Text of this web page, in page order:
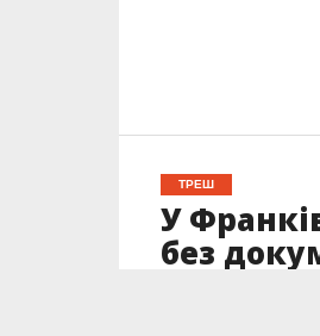
ТРЕШ
У
без